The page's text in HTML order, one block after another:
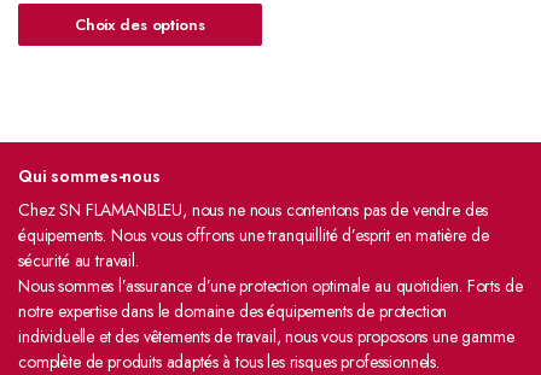
Choix des options
Qui sommes-nous
Chez SN FLAMANBLEU, nous ne nous contentons pas de vendre des
équipements. Nous vous offrons une tranquillité d’esprit en matière de
sécurité au travail.
Nous sommes l’assurance d’une protection optimale au quotidien. Forts de
notre expertise dans le domaine des équipements de protection
individuelle et des vêtements de travail, nous vous proposons une gamme
complète de produits adaptés à tous les risques professionnels.